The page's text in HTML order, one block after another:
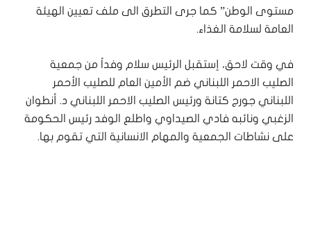
مستوى الوطن” كما جرى التطرق الى ملف تعيين الهيئة
العامة لسلامة الغذاء.
في وقت لاحق، إستقبل الرئيس سلام وفداً من جمعية
الصليب الاحمر اللبناني ضم الأمين العام للصليب الأحمر
اللبناني جورج كتانة ورئيس الصليب الاحمر اللبناني د. أنطوان
الزغبي ونائبه فادي الصيداوي واطلع الوفد رئيس الحكومة
على نشاطات الجمعية والمهام الانسانية التي تقوم بها.